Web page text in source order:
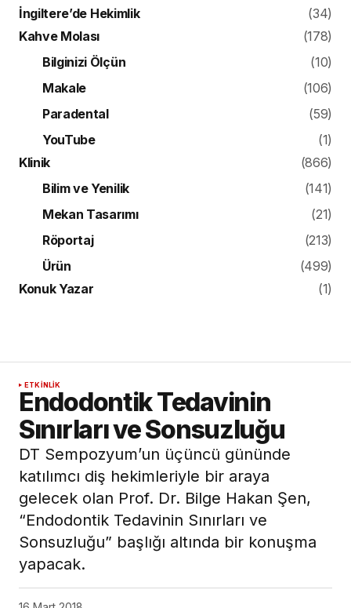
İngiltere’de Hekimlik
(34)
Kahve Molası
(178)
Bilginizi Ölçün
(10)
Makale
(106)
Paradental
(59)
YouTube
(1)
Klinik
(866)
Bilim ve Yenilik
(141)
Mekan Tasarımı
(21)
Röportaj
(213)
Ürün
(499)
Konuk Yazar
(1)
ETKINLIK
Endodontik Tedavinin
Sınırları ve Sonsuzluğu
DT Sempozyum’un üçüncü gününde
katılımcı diş hekimleriyle bir araya
gelecek olan Prof. Dr. Bilge Hakan Şen,
“Endodontik Tedavinin Sınırları ve
Sonsuzluğu” başlığı altında bir konuşma
yapacak.